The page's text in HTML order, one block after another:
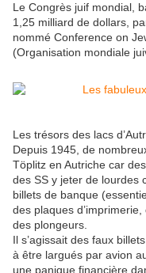
Le Congrès juif mondial,
1,25 milliard de dollars,
nommé Conference on
(Organisation mondiale
Les trésors des lacs
Depuis 1945, de
Töplitz en Autriche car
des SS y jeter de lourdes
billets de banque
des plaques
des plongeurs.
Il s’agissait des faux
à être largués par avion
une panique financière